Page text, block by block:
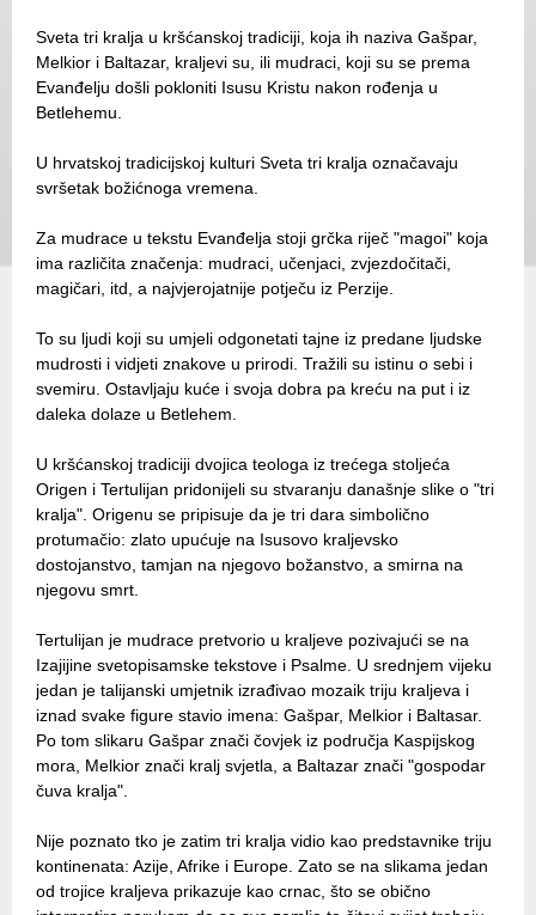
Sveta tri kralja u kršćanskoj tradiciji, koja ih naziva Gašpar,
Melkior i Baltazar, kraljevi su, ili mudraci, koji su se prema
Evanđelju došli pokloniti Isusu Kristu nakon rođenja u
Betlehemu.
U hrvatskoj tradicijskoj kulturi Sveta tri kralja označavaju
svršetak božićnoga vremena.
Za mudrace u tekstu Evanđelja stoji grčka riječ "magoi" koja
ima različita značenja: mudraci, učenjaci, zvjezdočitači,
magičari, itd, a najvjerojatnije potječu iz Perzije.
To su ljudi koji su umjeli odgonetati tajne iz predane ljudske
mudrosti i vidjeti znakove u prirodi. Tražili su istinu o sebi i
svemiru. Ostavljaju kuće i svoja dobra pa kreću na put i iz
daleka dolaze u Betlehem.
U kršćanskoj tradiciji dvojica teologa iz trećega stoljeća
Origen i Tertulijan pridonijeli su stvaranju današnje slike o "tri
kralja". Origenu se pripisuje da je tri dara simbolično
protumačio: zlato upućuje na Isusovo kraljevsko
dostojanstvo, tamjan na njegovo božanstvo, a smirna na
njegovu smrt.
Tertulijan je mudrace pretvorio u kraljeve pozivajući se na
Izajijine svetopisamske tekstove i Psalme. U srednjem vijeku
jedan je talijanski umjetnik izrađivao mozaik triju kraljeva i
iznad svake figure stavio imena: Gašpar, Melkior i Baltasar.
Po tom slikaru Gašpar znači čovjek iz područja Kaspijskog
mora, Melkior znači kralj svjetla, a Baltazar znači "gospodar
čuva kralja".
Nije poznato tko je zatim tri kralja vidio kao predstavnike triju
kontinenata: Azije, Afrike i Europe. Zato se na slikama jedan
od trojice kraljeva prikazuje kao crnac, što se obično